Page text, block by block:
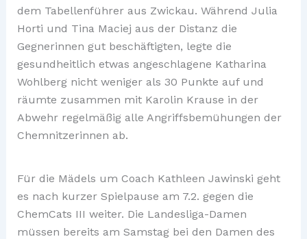
dem Tabellenführer aus Zwickau. Während Julia
Horti und Tina Maciej aus der Distanz die
Gegnerinnen gut beschäftigten, legte die
gesundheitlich etwas angeschlagene Katharina
Wohlberg nicht weniger als 30 Punkte auf und
räumte zusammen mit Karolin Krause in der
Abwehr regelmäßig alle Angriffsbemühungen der
Chemnitzerinnen ab.
Für die Mädels um Coach Kathleen Jawinski geht
es nach kurzer Spielpause am 7.2. gegen die
ChemCats III weiter. Die Landesliga-Damen
müssen bereits am Samstag bei den Damen des